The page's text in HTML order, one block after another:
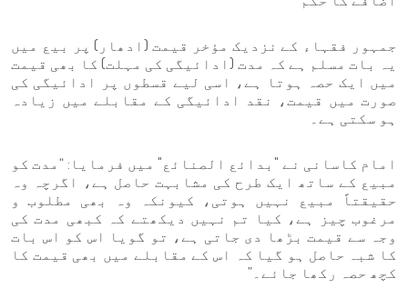
جمہور فقہاء کے نزدیک مؤخر قیمت (ادھار) پر بیع میں
یہ بات مسلم ہے کہ مدت (ادائیگی کی مہلت) کا بھی قیمت
میں ایک حصہ ہوتا ہے، اسی لیے قسطوں پر ادائیگی کی
صورت میں قیمت، نقد ادائیگی کے مقابلے میں زیادہ
ہو سکتی ہے۔
امام کاسانی نے "بدائع الصنائع" میں فرمایا: “مدت کو
مبیع کے ساتھ ایک طرح کی مشابہت حاصل ہے، اگرچہ وہ
حقیقتاً مبیع نہیں ہوتی، کیونکہ وہ بھی مطلوب و
مرغوب چیز ہے، کیا تم نہیں دیکھتے کہ کبھی مدت کی
وجہ سے قیمت بڑھا دی جاتی ہے، تو گویا اس کو اس بات
کا شبہ حاصل ہو گیا کہ اس کے مقابلے میں بھی قیمت کا
کچھ حصہ رکھا جائے۔”